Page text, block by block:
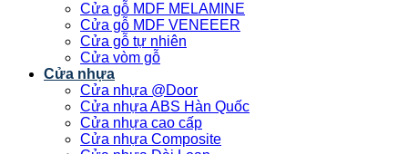
Cửa gỗ MDF MELAMINE
Cửa gỗ MDF VENEEER
Cửa gỗ tự nhiên
Cửa vòm gỗ
Cửa nhựa
Cửa nhựa @Door
Cửa nhựa ABS Hàn Quốc
Cửa nhựa cao cấp
Cửa nhựa Composite